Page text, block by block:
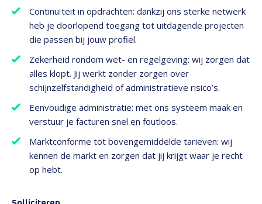
Continuïteit in opdrachten: dankzij ons sterke netwerk
heb je doorlopend toegang tot uitdagende projecten
die passen bij jouw profiel.
Zekerheid rondom wet- en regelgeving: wij zorgen dat
alles klopt. Jij werkt zonder zorgen over
schijnzelfstandigheid of administratieve risico’s.
Eenvoudige administratie: met ons systeem maak en
verstuur je facturen snel en foutloos.
Marktconforme tot bovengemiddelde tarieven: wij
kennen de markt en zorgen dat jij krijgt waar je recht
op hebt.